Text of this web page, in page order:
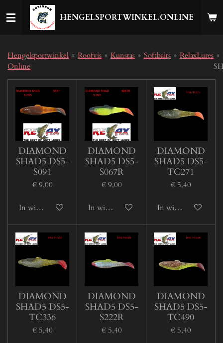
direct
hoofdinhoud
HENGELSPORTWINKEL.ONLINE
Hengelsportwinkel
Online
» Roofvis » Kunstas » Softbaits » RelaxLures »
DIAMOND
SHAD5 DS5-
S091
€ 9,00
In winkelwagen
DIAMOND
SHAD5 DS5-
S067R
€ 9,00
In winkelwagen
DIAMOND
SHAD5 DS5-
TC271
€ 5,40
In winkelwagen
DIAMOND
SHAD5 DS5-
TC336
€ 5,40
DIAMOND
SHAD5 DS5-
S222R
€ 5,40
DIAMOND
SHAD5 DS5-
TC490
€ 5,40